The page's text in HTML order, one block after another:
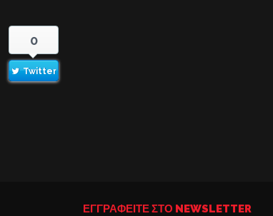
0
Twitter
ΕΓΓΡΑΦΕΙΤΕ ΣΤΟ NEWSLETTER